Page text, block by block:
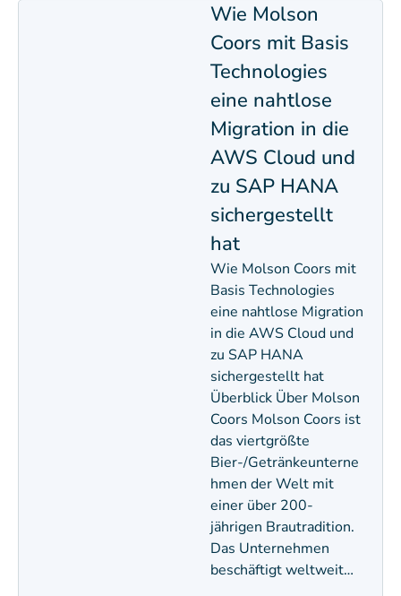
Wie Molson
Coors mit Basis
Technologies
eine nahtlose
Migration in die
AWS Cloud und
zu SAP HANA
sichergestellt
hat
Wie Molson Coors mit
Basis Technologies
eine nahtlose Migration
in die AWS Cloud und
zu SAP HANA
sichergestellt hat
Überblick Über Molson
Coors Molson Coors ist
das viertgrößte
Bier-/Getränkeunterne
hmen der Welt mit
einer über 200-
jährigen Brautradition.
Das Unternehmen
beschäftigt weltweit…